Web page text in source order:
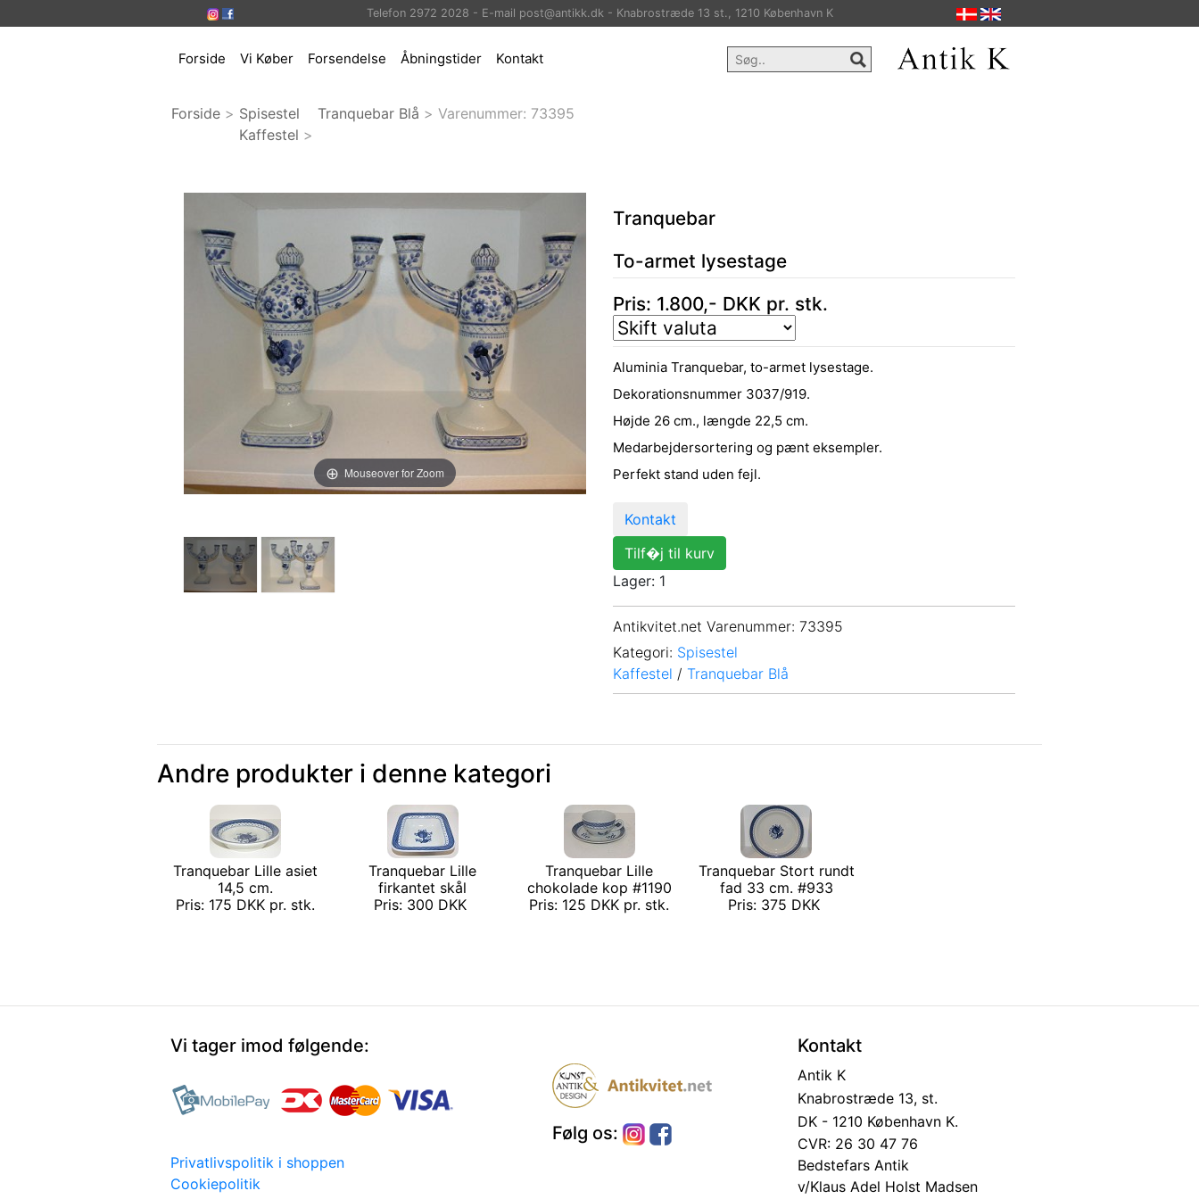
Telefon 2972 2028 - E-mail post@antikk.dk - Knabrostræde 13 st., 1210 København K
Forside Vi Køber Forsendelse Åbningstider Kontakt
Forside > Spisestel
Kaffestel >
Tranquebar Blå > Varenummer: 73395
Mouseover for Zoom
Tranquebar
To-armet lysestage
Pris: 1.800,- DKK pr. stk.
Aluminia Tranquebar, to-armet lysestage.
Dekorationsnummer 3037/919.
Højde 26 cm., længde 22,5 cm.
Medarbejdersortering og pænt eksempler.
Perfekt stand uden fejl.
Kontakt
Tilf�j til kurv
Lager: 1
Antikvitet.net Varenummer: 73395
Kategori: Spisestel
Kaffestel / Tranquebar Blå
Andre produkter i denne kategori
Tranquebar Lille asiet
14,5 cm.
Pris: 175 DKK pr. stk.
Tranquebar Lille
firkantet skål
Pris: 300 DKK
Tranquebar Lille
chokolade kop #1190
Pris: 125 DKK pr. stk.
Tranquebar Stort rundt
fad 33 cm. #933
Pris: 375 DKK
Vi tager imod følgende:
Privatlivspolitik i shoppen
Cookiepolitik
Følg os:
Kontakt
Antik K
Knabrostræde 13, st.
DK - 1210 København K.
CVR: 26 30 47 76
Bedstefars Antik
v/Klaus Adel Holst Madsen